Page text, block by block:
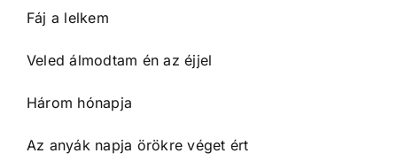
Fáj a lelkem
Veled álmodtam én az éjjel
Három hónapja
Az anyák napja örökre véget ért